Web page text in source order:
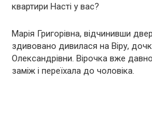
квартири Насті у вас?
Марія Григорівна, відчинивши
здивовано дивилася на Віру,
Олександрівни. Вірочка вже
заміж і переїхала до чоловіка.